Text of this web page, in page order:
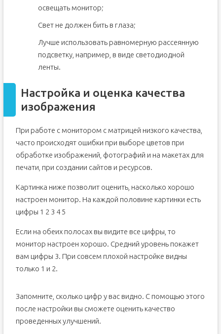
освещать монитор;
Свет не должен бить в глаза;
Лучше использовать равномерную рассеянную
подсветку, например, в виде светодиодной
ленты.
Настройка и оценка качества
изображения
При работе с монитором с матрицей низкого качества,
часто происходят ошибки при выборе цветов при
обработке изображений, фотографий и на макетах для
печати, при создании сайтов и ресурсов.
Картинка ниже позволит оценить, насколько хорошо
настроен монитор. На каждой половине картинки есть
цифры 1 2 3 4 5
Если на обеих полосах вы видите все цифры, то
монитор настроен хорошо. Средний уровень покажет
вам цифры 3. При совсем плохой настройке видны
только 1 и 2.
Запомните, сколько цифр у вас видно. С помощью этого
после настройки вы сможете оценить качество
проведенных улучшений.